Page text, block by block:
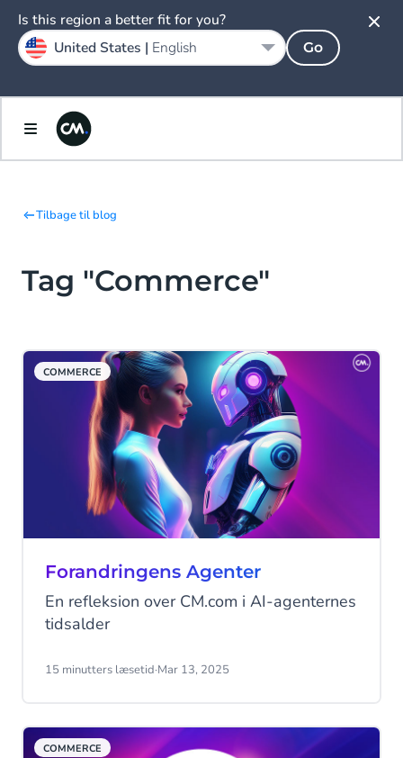
Tilbage til blog
Tag "Commerce"
COMMERCE
Forandringens Agenter
En refleksion over CM.com i AI-agenternes
tidsalder
15 minutters læsetid·Mar 13, 2025
COMMERCE
Is this region a better fit for you?
United States | English Go